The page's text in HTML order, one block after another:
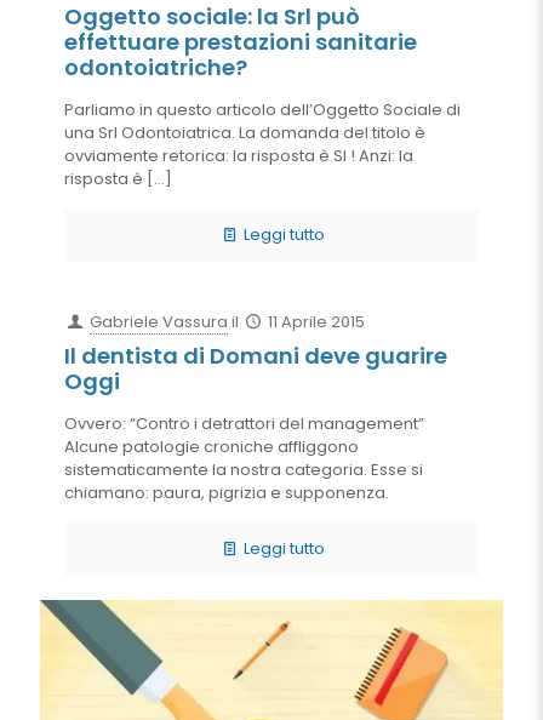
Oggetto sociale: la Srl può
effettuare prestazioni sanitarie
odontoiatriche?
Parliamo in questo articolo dell’Oggetto Sociale di
una Srl Odontoiatrica. La domanda del titolo è
ovviamente retorica: la risposta è SI ! Anzi: la
risposta è […]
Leggi tutto
Gabriele Vassura il 11 Aprile 2015
Il dentista di Domani deve guarire
Oggi
Ovvero: “Contro i detrattori del management”
Alcune patologie croniche affliggono
sistematicamente la nostra categoria. Esse si
chiamano: paura, pigrizia e supponenza.
Leggi tutto